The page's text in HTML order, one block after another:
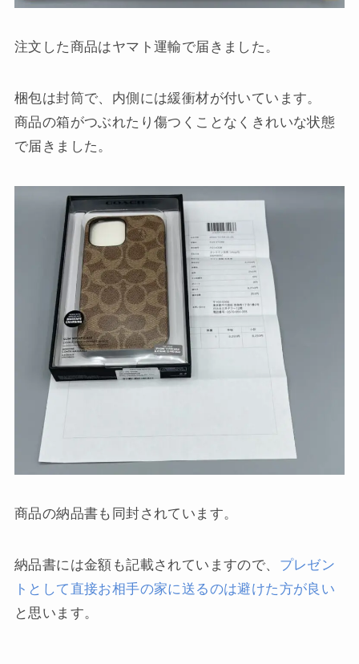
注文した商品はヤマト運輸で届きました。
梱包は封筒で、内側には緩衝材が付いています。
商品の箱がつぶれたり傷つくことなくきれいな状態
で届きました。
商品の納品書も同封されています。
納品書には金額も記載されていますので、 プレゼン
トとして直接お相手の家に送るのは避けた方が良い
と思います。